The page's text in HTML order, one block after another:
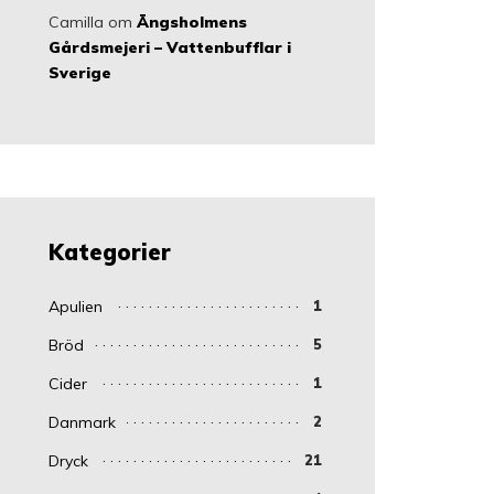
Camilla om Ängsholmens
Gårdsmejeri – Vattenbufflar i
Sverige
Kategorier
Apulien 1
Bröd 5
Cider 1
Danmark 2
Dryck 21